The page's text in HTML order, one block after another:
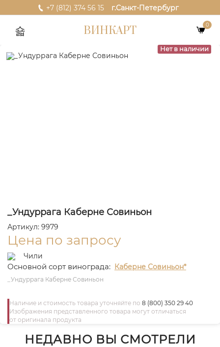
+7 (812) 374 56 15 г.Санкт-Петербург
ВИНКАРТ 0
Нет в наличии
_Ундуррага Каберне Совиньон
Артикул: 9979
Цена по запросу
Чили
Основной сорт винограда: Каберне Совиньон*
_Ундуррага Каберне Совиньон
Наличие и стоимость товара уточняйте по 8 (800) 350 29 40
Изображения представленного товара могут отличаться
от оригинала продукта
НЕДАВНО ВЫ СМОТРЕЛИ